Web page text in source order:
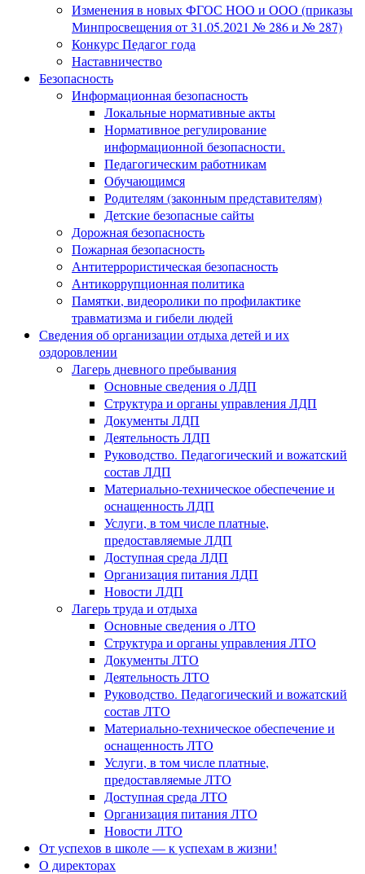
Изменения в новых ФГОС НОО и ООО (приказы
Минпросвещения от 31.05.2021 № 286 и № 287)
Конкурс Педагог года
Наставничество
Безопасность
Информационная безопасность
Локальные нормативные акты
Нормативное регулирование
информационной безопасности.
Педагогическим работникам
Обучающимся
Родителям (законным представителям)
Детские безопасные сайты
Дорожная безопасность
Пожарная безопасность
Антитеррористическая безопасность
Антикоррупционная политика
Памятки, видеоролики по профилактике
травматизма и гибели людей
Сведения об организации отдыха детей и их
оздоровлении
Лагерь дневного пребывания
Основные сведения о ЛДП
Структура и органы управления ЛДП
Документы ЛДП
Деятельность ЛДП
Руководство. Педагогический и вожатский
состав ЛДП
Материально-техническое обеспечение и
оснащенность ЛДП
Услуги, в том числе платные,
предоставляемые ЛДП
Доступная среда ЛДП
Организация питания ЛДП
Новости ЛДП
Лагерь труда и отдыха
Основные сведения о ЛТО
Структура и органы управления ЛТО
Документы ЛТО
Деятельность ЛТО
Руководство. Педагогический и вожатский
состав ЛТО
Материально-техническое обеспечение и
оснащенность ЛТО
Услуги, в том числе платные,
предоставляемые ЛТО
Доступная среда ЛТО
Организация питания ЛТО
Новости ЛТО
От успехов в школе — к успехам в жизни!
О директорах